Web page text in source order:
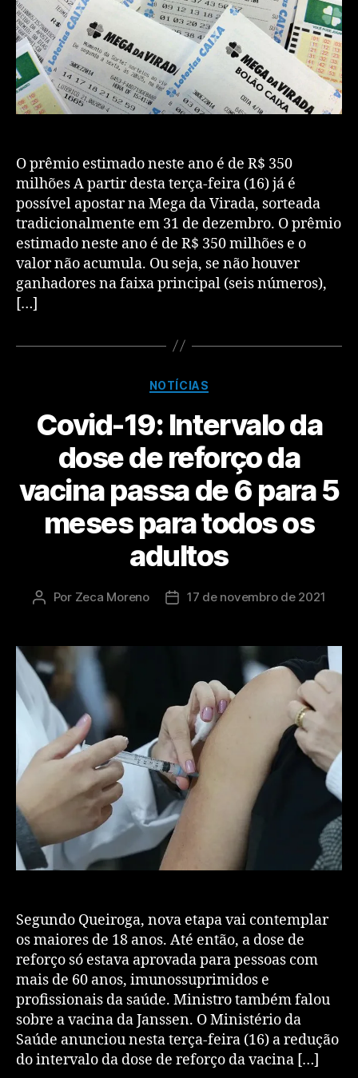
O prêmio estimado neste ano é de R$ 350
milhões A partir desta terça-feira (16) já é
possível apostar na Mega da Virada, sorteada
tradicionalmente em 31 de dezembro. O prêmio
estimado neste ano é de R$ 350 milhões e o
valor não acumula. Ou seja, se não houver
ganhadores na faixa principal (seis números),
[…]
NOTÍCIAS
Covid-19: Intervalo da
dose de reforço da
vacina passa de 6 para 5
meses para todos os
adultos
Por Zeca Moreno 17 de novembro de 2021
Segundo Queiroga, nova etapa vai contemplar
os maiores de 18 anos. Até então, a dose de
reforço só estava aprovada para pessoas com
mais de 60 anos, imunossuprimidos e
profissionais da saúde. Ministro também falou
sobre a vacina da Janssen. O Ministério da
Saúde anunciou nesta terça-feira (16) a redução
do intervalo da dose de reforço da vacina […]